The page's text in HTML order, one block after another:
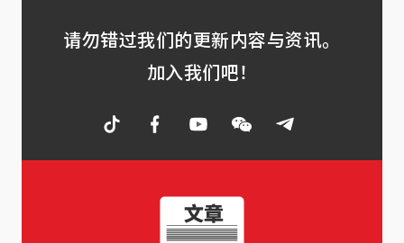
请勿错过我们的更新内容与资讯。
加入我们吧！